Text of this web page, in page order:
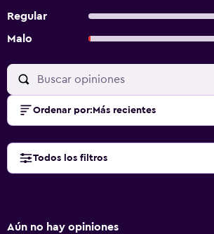
Regular
Malo
Ordenar por: Más recientes
Todos los filtros
Aún no hay opiniones